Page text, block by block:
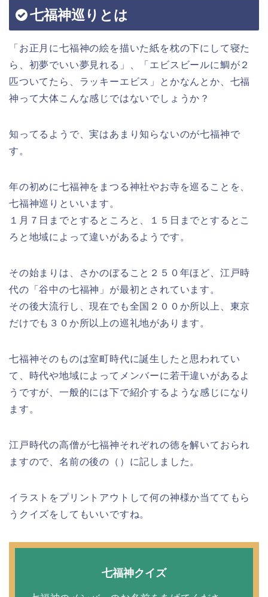
七福神巡りとは
「お正月に七福神の絵を描いた紙を枕の下にして寝た
ら、初夢でいい夢見れる」、「エビスビールに鯛が２
匹ついてたら、ラッキーエビス」とかなんとか、七福
神って大体こんな感じではないでしょうか？
知ってるようで、実はあまり知らないのが七福神で
す。
年の初めに七福神をまつる神社やお寺を巡ることを、
七福神巡りといいます。
１月７日までとするところと、１５日までとするとこ
ろと地域によって違いがあるようです。
その始まりは、さかのぼること２５０年ほど、江戸時
代の「谷中の七福神」が最初とされています。
その後大流行し、現在でも全国２００か所以上、東京
だけでも３０か所以上の巡礼地があります。
七福神そのものは室町時代に誕生したと思われてい
て、時代や地域によってメンバーに若干違いがあるよ
うですが、一般的には下で紹介するような感じになり
ます。
江戸時代の高僧が七福神それぞれの徳を解いておられ
ますので、名前の後の（）に記しました。
イラストをプリントアウトして何の神様か当ててもら
うクイズをしてもいいですね。
七福神クイズ